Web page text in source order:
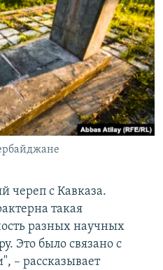
череп с Кавказа.
такая
разных научных
Это было связано с
– рассказывает